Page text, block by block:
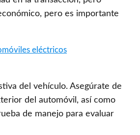
pero es importante
eléctricos
del vehículo. Asegúrate de
del automóvil, así como
de manejo para evaluar